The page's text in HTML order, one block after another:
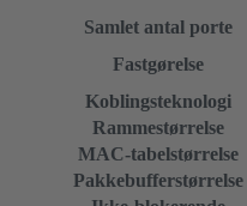
Samlet antal porte
Fastgørelse
Koblingsteknologi
Rammestørrelse
MAC-tabelstørrelse
Pakkebufferstørrelse